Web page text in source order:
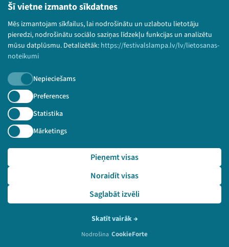
Šī vietne izmanto sīkdatnes
Mēs izmantojam sīkfailus, lai nodrošinātu un uzlabotu lietotāju
pieredzi, nodrošinātu sociālo saziņas līdzekļu funkcijas un analizētu
mūsu datplūsmu. Detalizētāk: https://festivalslampa.lv/lv/lietosanas-
noteikumi
Nepieciešams
Preferences
Statistika
Mārketings
Saglabāt izvēli
Noraidīt visas
Pieņemt visas
Skatīt vairāk→
Nodrošina CookieForte
Pasākumam
2019. gada 28. jūnijs
Bērnu programma miniLAMPA